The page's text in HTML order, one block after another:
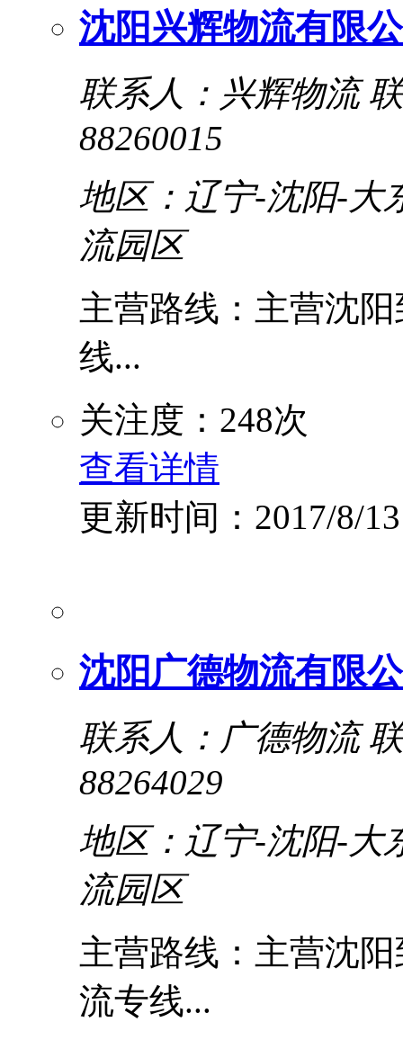
沈阳兴辉物流有限
联系人：兴辉物流
88260015
地区：辽宁-沈阳-大
流园区
主营路线：主营沈
线...
关注度：248次
查看详情
更新时间：2017/8/13
沈阳广德物流有限
联系人：广德物流
88264029
地区：辽宁-沈阳-大
流园区
主营路线：主营沈
流专线...